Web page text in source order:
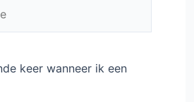
keer wanneer ik een